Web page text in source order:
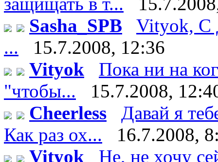
Sasha_SPB
Vityok, С
...
15.7.2008, 12:36
Vityok
Пока ни на
"чтобы...
15.7.2008,
Cheerless
Давай я
Как раз ох...
16.7.2008,
Vityok
Не, не хочу